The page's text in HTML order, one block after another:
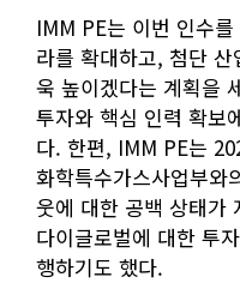
IMM PE는 이번 인수
라를 확대하고, 첨단
욱 높이겠다는 계획을
투자와 핵심 인력 확보
다. 한편, IMM PE는
화학특수가스사업부와
웃에 대한 공백 상태가
다이글로벌에 대한 투
행하기도 했다.